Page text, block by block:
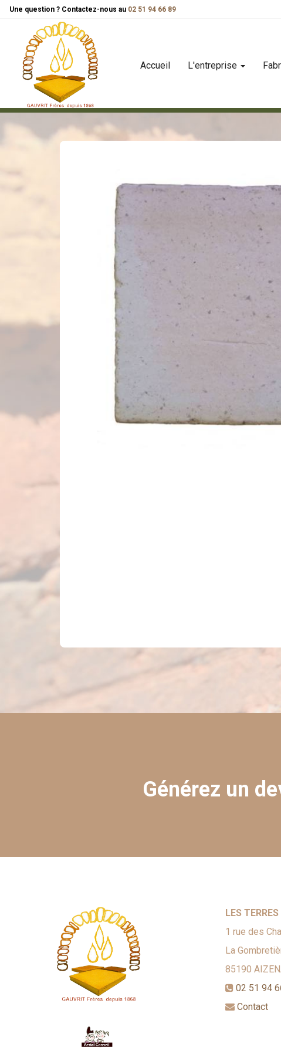
Accueil L'entreprise
carreaux carreau patrimoine carreau de terre cuite
Une question ? Contactez-nous au 02 51 94 66 89
Générez un
LES
1 rue des
La
85190
02 51 94
Contact
Panneau de gestion des cookies